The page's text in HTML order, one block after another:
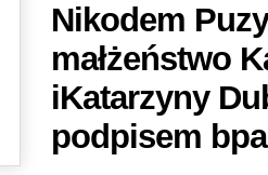
Nikodem
małżeństwo
iKatarzyny
podpisem bpa